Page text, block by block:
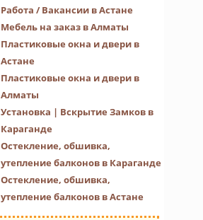
Работа / Вакансии в Астане
Мебель на заказ в Алматы
Пластиковые окна и двери в
Астане
Пластиковые окна и двери в
Алматы
Установка | Вскрытие Замков в
Караганде
Остекление, обшивка,
утепление балконов в Караганде
Остекление, обшивка,
утепление балконов в Астане